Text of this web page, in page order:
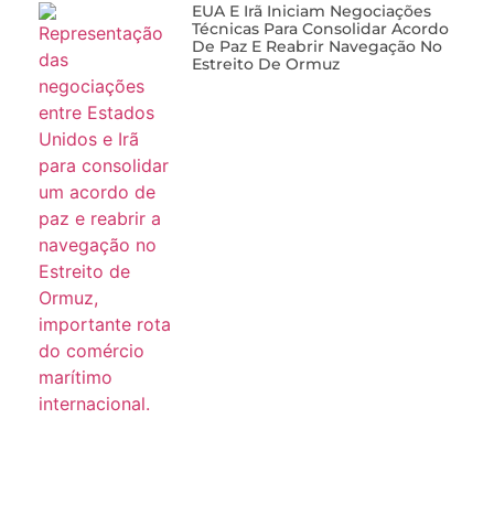
EUA E Irã Iniciam Negociações
Técnicas Para Consolidar Acordo
De Paz E Reabrir Navegação No
Estreito De Ormuz